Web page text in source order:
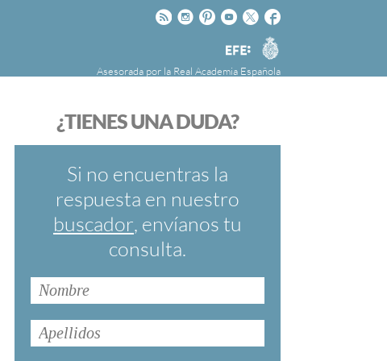
Facebook
Twitter
Youtube
Pinteres
Instagram
Rss
Agencia
EFE
Asesorada por la Real Academia Española
FundéuRAE es una fundación patrocinada por
cuyo objetivo es colaborar con el buen uso del
español en los medios de comunicación y en
Internet.
¿TIENES UNA DUDA?
Si no encuentras la
respuesta en nuestro
buscador, envíanos tu
consulta.